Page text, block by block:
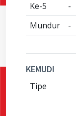
Ke-5
-
Mundur
-
KEMUDI
Tipe